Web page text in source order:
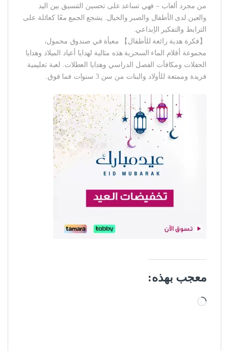
من مجرد ألعاب – فهي تساعد على تحسين التنسيق بين اليد
والعين لدى الأطفال والصبر والخيال. يشجع الجمع معًا كعائلة على
الترابط والتفكير الإبداعي.
【فكرة هدية رائعة للأطفال】 معبأة في صندوق محمول،
مجموعة أقلام الماء السحرية هذه مثالية لهدايا أعياد الميلاد وهدايا
الحفلات ومكافآت الفصل الدراسي وهدايا العطلات. لعبة تعليمية
فريدة وممتعة للأولاد والبنات من سن 3 سنوات فما فوق.
معجب بهذه:
جاري التحميل…